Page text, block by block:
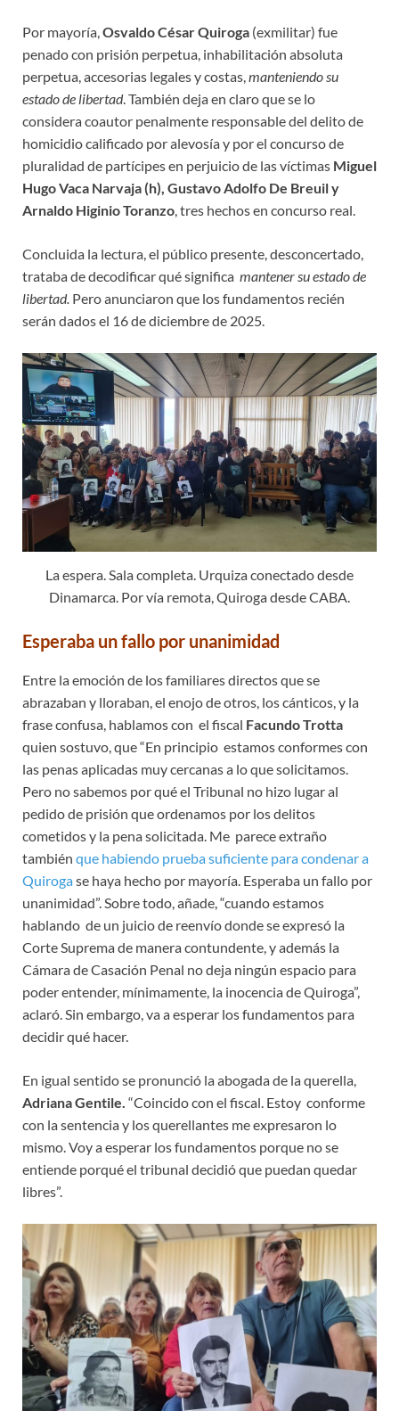
Por mayoría, Osvaldo César Quiroga (exmilitar) fue
penado con prisión perpetua, inhabilitación absoluta
perpetua, accesorias legales y costas, manteniendo su
estado de libertad. También deja en claro que se lo
considera coautor penalmente responsable del delito de
homicidio calificado por alevosía y por el concurso de
pluralidad de partícipes en perjuicio de las víctimas Miguel
Hugo Vaca Narvaja (h), Gustavo Adolfo De Breuil y
Arnaldo Higinio Toranzo , tres hechos en concurso real.
Concluida la lectura, el público presente, desconcertado,
trataba de decodificar qué significa mantener su estado de
libertad. Pero anunciaron que los fundamentos recién
serán dados el 16 de diciembre de 2025.
La espera. Sala completa. Urquiza conectado desde
Dinamarca. Por vía remota, Quiroga desde CABA.
Esperaba un fallo por unanimidad
Entre la emoción de los familiares directos que se
abrazaban y lloraban, el enojo de otros, los cánticos, y la
frase confusa, hablamos con el fiscal Facundo Trotta
quien sostuvo, que “En principio estamos conformes con
las penas aplicadas muy cercanas a lo que solicitamos.
Pero no sabemos por qué el Tribunal no hizo lugar al
pedido de prisión que ordenamos por los delitos
cometidos y la pena solicitada. Me parece extraño
también que habiendo prueba suficiente para condenar a
Quirogase haya hecho por mayoría. Esperaba un fallo por
unanimidad”. Sobre todo, añade, “cuando estamos
hablando de un juicio de reenvío donde se expresó la
Corte Suprema de manera contundente, y además la
Cámara de Casación Penal no deja ningún espacio para
poder entender, mínimamente, la inocencia de Quiroga”,
aclaró. Sin embargo, va a esperar los fundamentos para
decidir qué hacer.
En igual sentido se pronunció la abogada de la querella,
Adriana Gentile. “Coincido con el fiscal. Estoy conforme
con la sentencia y los querellantes me expresaron lo
mismo. Voy a esperar los fundamentos porque no se
entiende porqué el tribunal decidió que puedan quedar
libres”.